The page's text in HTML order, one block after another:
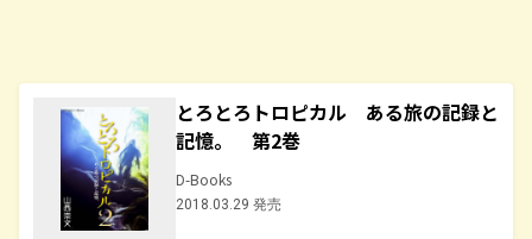
とろとろトロピカル ある旅の記録と
記憶。 第2巻
D-Books
2018.03.29 発売